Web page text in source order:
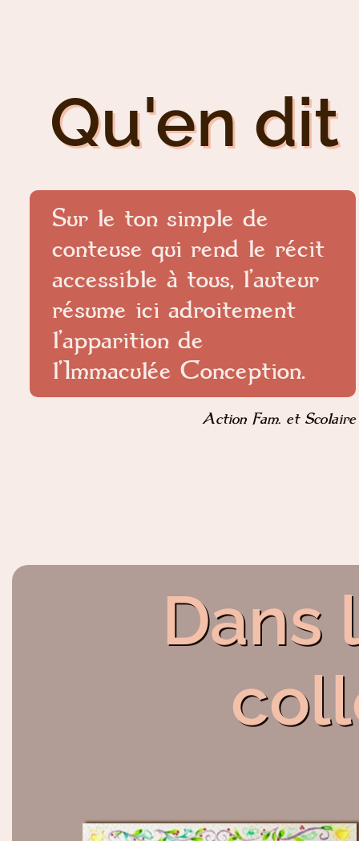
Qu'en dit
Sur le ton simple de
conteuse qui rend le récit
accessible à tous, l’auteur
résume ici adroitement
l’apparition de
l’Immaculée Conception.
Action Fam. et Scolaire
Dans